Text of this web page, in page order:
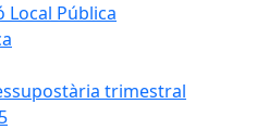
Local Pública
trimestral